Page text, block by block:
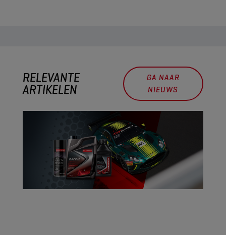
RELEVANTE
ARTIKELEN
GA NAAR
NIEUWS